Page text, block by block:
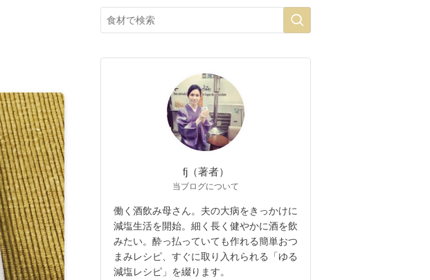
fj（著者）
当ブログについて
働く酒飲み母さん。夫の大病をきっかけに
減塩生活を開始。細く長く健やかに酒を飲
みたい。酔っ払っていても作れる簡単おつ
まみレシピ、すぐに取り入れられる「ゆる
減塩レシピ」を綴ります。